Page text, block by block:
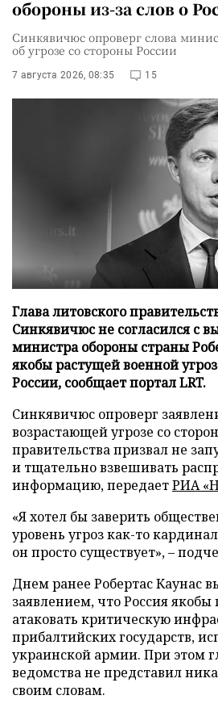
обороны из-за слов о
Синкявичюс опроверг слова
об угрозе со стороны России
7 августа 2026, 08:35 15
Глава литовского
Синкявичюс не согласился с
министра обороны страны
якобы растущей военной
России, сообщает портал LRT.
Синкявичюс опроверг
возрастающей угрозе со
правительства призвал не
и тщательно взвешивать
информацию, передаетРИА
«Я хотел бы заверить
уровень угроз как-то
он просто существует», –
Днем ранее Робертас Каунас
заявлением, что Россия якобы
атаковать критическую
прибалтийских государств,
украинской армии. При этом
ведомства не представил
своим словам.